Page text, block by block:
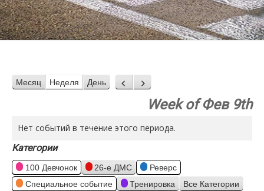
Месяц Неделя День Назад
Вперед
Week of Фев 9th
Нет событий в течение этого периода.
Категории
100 Девчонок 26-е ДМС
Реверс
Специальное событие
Тренировка Все Категории